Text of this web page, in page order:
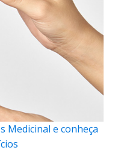
Medicinal e conheça